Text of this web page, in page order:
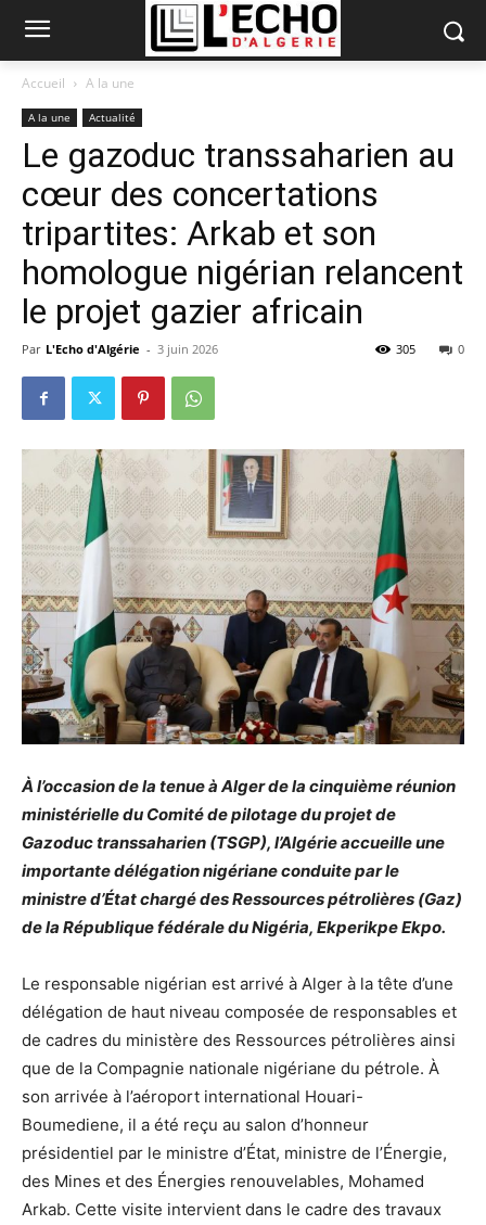
Accueil A la une
A la une Actualité
Le gazoduc transsaharien au
cœur des concertations
tripartites: Arkab et son
homologue nigérian relancent
le projet gazier africain
Par L'Echo d'Algérie - 3 juin 2026 0
305
À l’occasion de la tenue à Alger de la cinquième réunion
ministérielle du Comité de pilotage du projet de
Gazoduc transsaharien (TSGP), l’Algérie accueille une
importante délégation nigériane conduite par le
ministre d’État chargé des Ressources pétrolières (Gaz)
de la République fédérale du Nigéria, Ekperikpe Ekpo.
Le responsable nigérian est arrivé à Alger à la tête d’une
délégation de haut niveau composée de responsables et
de cadres du ministère des Ressources pétrolières ainsi
que de la Compagnie nationale nigériane du pétrole. À
son arrivée à l’aéroport international Houari-
Boumediene, il a été reçu au salon d’honneur
présidentiel par le ministre d’État, ministre de l’Énergie,
des Mines et des Énergies renouvelables, Mohamed
Arkab. Cette visite intervient dans le cadre des travaux